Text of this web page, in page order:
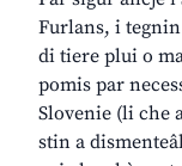
Furlans, i
di tiere plui o
pomis par
Slovenie (li che
stin a